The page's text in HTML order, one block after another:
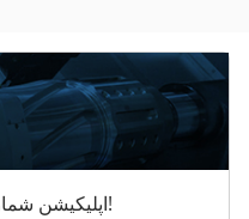
اپلیکیشن شماره ۱ برای ماشین‌آلات دست دوم!